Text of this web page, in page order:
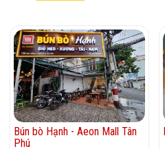
Bún bò Hạnh - Aeon Mall Tân
Phú